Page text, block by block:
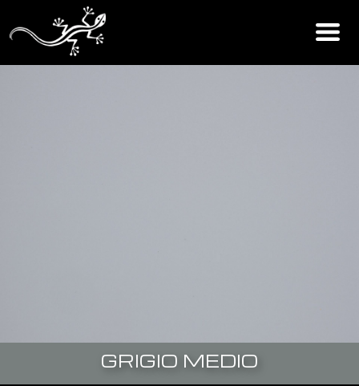
GRIGIO MEDIO